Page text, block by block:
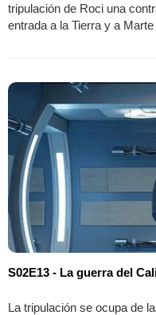
tripulación de Roci una
entrada a la Tierra y a
S02E13 - La guerra del
La tripulación se ocupa de